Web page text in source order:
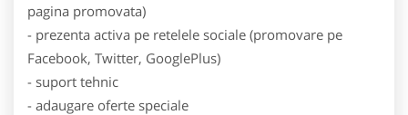
pagina promovata)
- prezenta activa pe retelele sociale (promovare pe
Facebook, Twitter, GooglePlus)
- suport tehnic
- adaugare oferte speciale